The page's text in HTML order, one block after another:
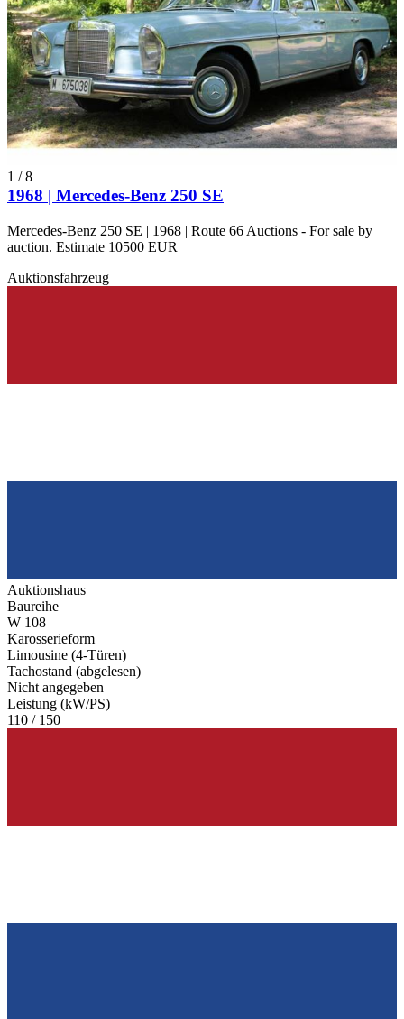
1 /8
1968 | Mercedes-Benz 250 SE
Mercedes-Benz 250 SE | 1968 | Route 66 Auctions - For sale by
auction. Estimate 10500 EUR
Auktionsfahrzeug
Auktionshaus
Baureihe
W 108
Karosserieform
Limousine (4-Türen)
Tachostand (abgelesen)
Nicht angegeben
Leistung (kW/PS)
110 / 150